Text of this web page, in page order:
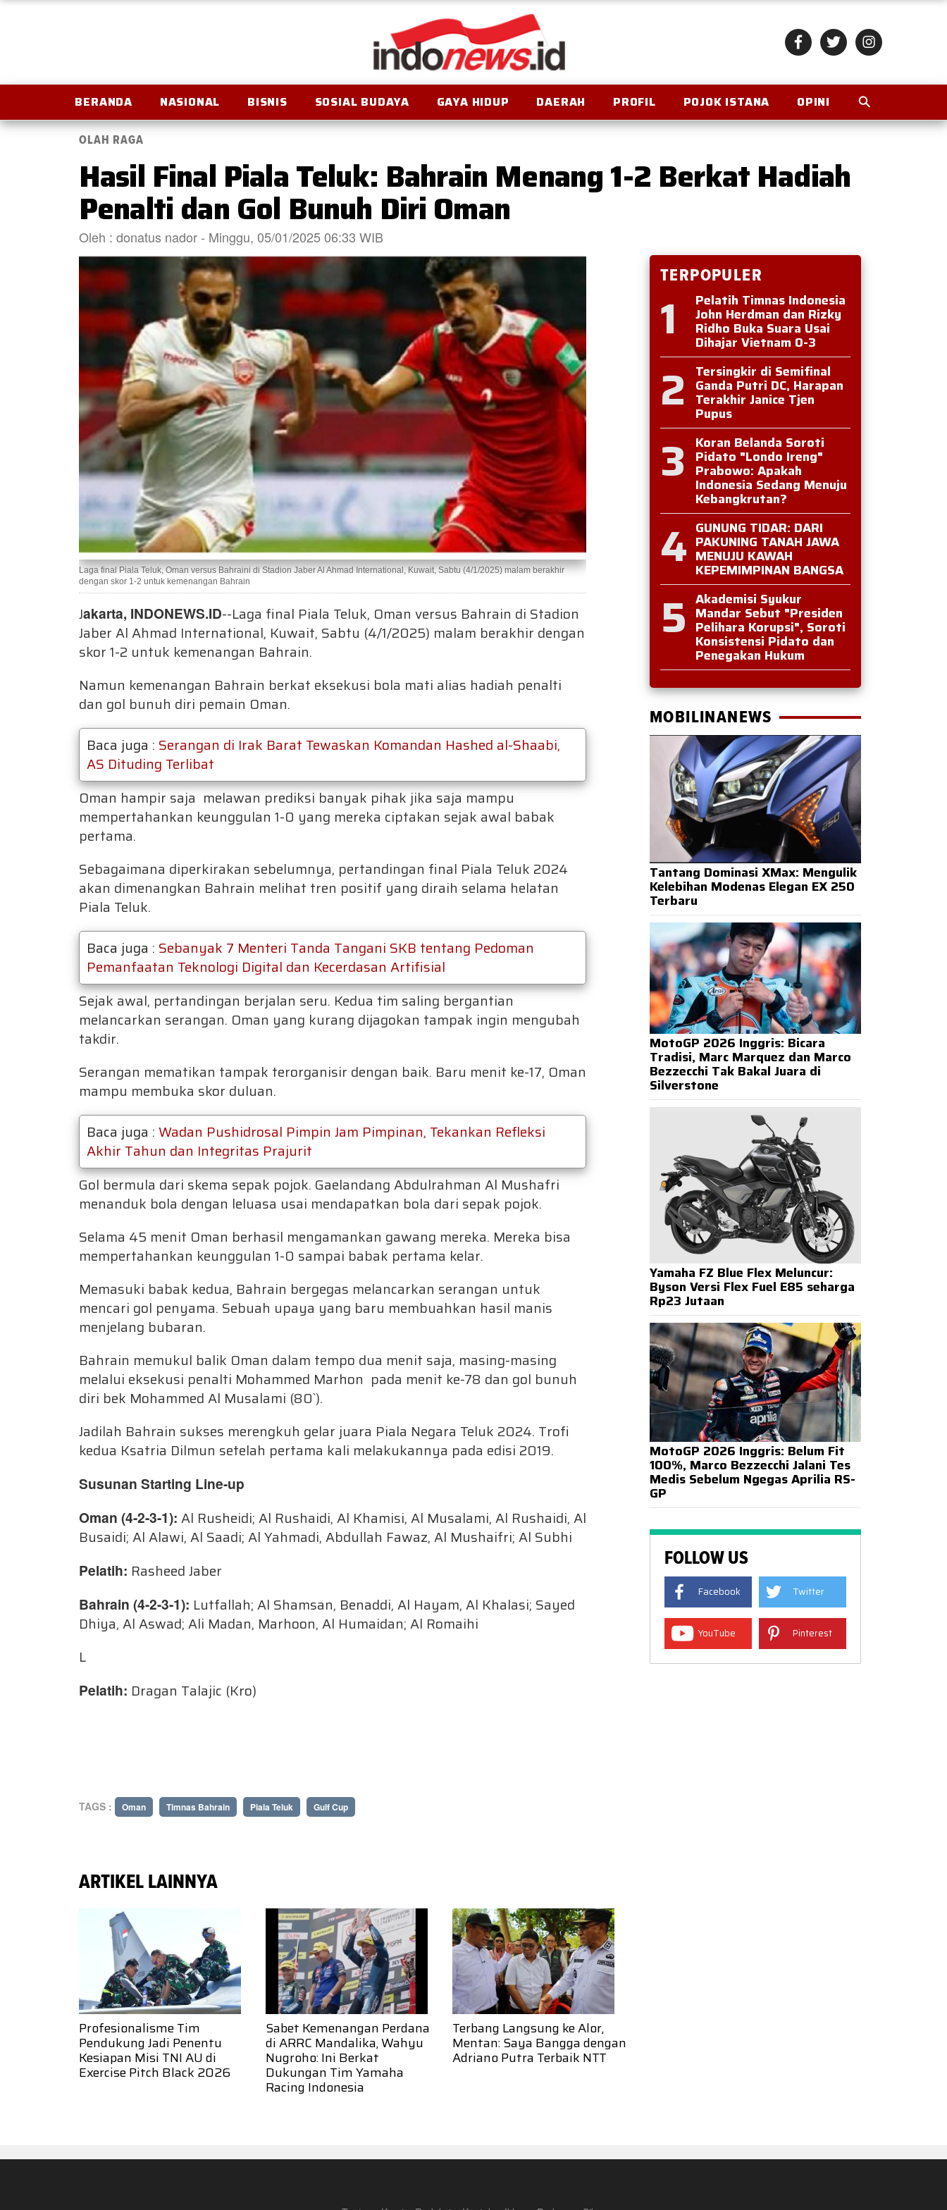
BERANDA NASIONAL BISNIS SOSIAL BUDAYA GAYA HIDUP DAERAH PROFIL POJOK ISTANA OPINI
OLAH RAGA
Hasil Final Piala Teluk: Bahrain Menang 1-2 Berkat Hadiah
Penalti dan Gol Bunuh Diri Oman
Oleh : donatus nador - Minggu, 05/01/2025 06:33 WIB
Laga final Piala Teluk, Oman versus Bahraini di Stadion Jaber Al Ahmad International, Kuwait, Sabtu (4/1/2025) malam berakhir
dengan skor 1-2 untuk kemenangan Bahrain
Jakarta, INDONEWS.ID--Laga final Piala Teluk, Oman versus Bahrain di Stadion
Jaber Al Ahmad International, Kuwait, Sabtu (4/1/2025) malam berakhir dengan
skor 1-2 untuk kemenangan Bahrain.
Namun kemenangan Bahrain berkat eksekusi bola mati alias hadiah penalti
dan gol bunuh diri pemain Oman.
Baca juga : Serangan di Irak Barat Tewaskan Komandan Hashed al-Shaabi,
AS Dituding Terlibat
Oman hampir saja melawan prediksi banyak pihak jika saja mampu
mempertahankan keunggulan 1-0 yang mereka ciptakan sejak awal babak
pertama.
Sebagaimana diperkirakan sebelumnya, pertandingan final Piala Teluk 2024
akan dimenangkan Bahrain melihat tren positif yang diraih selama helatan
Piala Teluk.
Baca juga : Sebanyak 7 Menteri Tanda Tangani SKB tentang Pedoman
Pemanfaatan Teknologi Digital dan Kecerdasan Artifisial
Sejak awal, pertandingan berjalan seru. Kedua tim saling bergantian
melancarkan serangan. Oman yang kurang dijagokan tampak ingin mengubah
takdir.
Serangan mematikan tampak terorganisir dengan baik. Baru menit ke-17, Oman
mampu membuka skor duluan.
Baca juga : Wadan Pushidrosal Pimpin Jam Pimpinan, Tekankan Refleksi
Akhir Tahun dan Integritas Prajurit
Gol bermula dari skema sepak pojok. Gaelandang Abdulrahman Al Mushafri
menanduk bola dengan leluasa usai mendapatkan bola dari sepak pojok.
Selama 45 menit Oman berhasil mengamankan gawang mereka. Mereka bisa
mempertahankan keunggulan 1-0 sampai babak pertama kelar.
Memasuki babak kedua, Bahrain bergegas melancarkan serangan untuk
mencari gol penyama. Sebuah upaya yang baru membuahkan hasil manis
menjelang bubaran.
Bahrain memukul balik Oman dalam tempo dua menit saja, masing-masing
melalui eksekusi penalti Mohammed Marhon pada menit ke-78 dan gol bunuh
diri bek Mohammed Al Musalami (80`).
Jadilah Bahrain sukses merengkuh gelar juara Piala Negara Teluk 2024. Trofi
kedua Ksatria Dilmun setelah pertama kali melakukannya pada edisi 2019.
Susunan Starting Line-up
Oman (4-2-3-1): Al Rusheidi; Al Rushaidi, Al Khamisi, Al Musalami, Al Rushaidi, Al
Busaidi; Al Alawi, Al Saadi; Al Yahmadi, Abdullah Fawaz, Al Mushaifri; Al Subhi
Pelatih: Rasheed Jaber
Bahrain (4-2-3-1): Lutfallah; Al Shamsan, Benaddi, Al Hayam, Al Khalasi; Sayed
Dhiya, Al Aswad; Ali Madan, Marhoon, Al Humaidan; Al Romaihi
L
Pelatih: Dragan Talajic (Kro)
TAGS : Oman Timnas Bahrain Piala Teluk Gulf Cup
ARTIKEL LAINNYA
Profesionalisme Tim
Pendukung Jadi Penentu
Kesiapan Misi TNI AU di
Exercise Pitch Black 2026
Sabet Kemenangan Perdana
di ARRC Mandalika, Wahyu
Nugroho: Ini Berkat
Dukungan Tim Yamaha
Racing Indonesia
Terbang Langsung ke Alor,
Mentan: Saya Bangga dengan
Adriano Putra Terbaik NTT
TERPOPULER
1 Pelatih Timnas Indonesia
John Herdman dan Rizky
Ridho Buka Suara Usai
Dihajar Vietnam 0-3
2 Tersingkir di Semifinal
Ganda Putri DC, Harapan
Terakhir Janice Tjen
Pupus
3 Koran Belanda Soroti
Pidato "Londo Ireng"
Prabowo: Apakah
Indonesia Sedang Menuju
Kebangkrutan?
4 GUNUNG TIDAR: DARI
PAKUNING TANAH JAWA
MENUJU KAWAH
KEPEMIMPINAN BANGSA
5 Akademisi Syukur
Mandar Sebut "Presiden
Pelihara Korupsi", Soroti
Konsistensi Pidato dan
Penegakan Hukum
MOBILINANEWS
Tantang Dominasi XMax: Mengulik
Kelebihan Modenas Elegan EX 250
Terbaru
MotoGP 2026 Inggris: Bicara
Tradisi, Marc Marquez dan Marco
Bezzecchi Tak Bakal Juara di
Silverstone
Yamaha FZ Blue Flex Meluncur:
Byson Versi Flex Fuel E85 seharga
Rp23 Jutaan
MotoGP 2026 Inggris: Belum Fit
100%, Marco Bezzecchi Jalani Tes
Medis Sebelum Ngegas Aprilia RS-
GP
FOLLOW US
Facebook Twitter
YouTube Pinterest